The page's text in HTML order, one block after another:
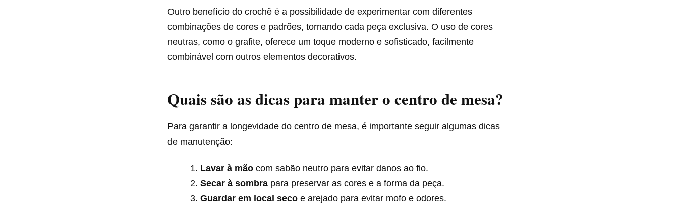
Outro benefício do crochê é a possibilidade de experimentar com diferentes
combinações de cores e padrões, tornando cada peça exclusiva. O uso de cores
neutras, como o grafite, oferece um toque moderno e sofisticado, facilmente
combinável com outros elementos decorativos.
Quais são as dicas para manter o centro de mesa?
Para garantir a longevidade do centro de mesa, é importante seguir algumas dicas
de manutenção:
Lavar à mão com sabão neutro para evitar danos ao fio.
Secar à sombra para preservar as cores e a forma da peça.
Guardar em local seco e arejado para evitar mofo e odores.